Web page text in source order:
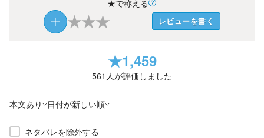
★で称える
★★★ レビューを書く
★1,459
561 人が評価しました
本文あり 日付が新しい順
ネタバレを除外する